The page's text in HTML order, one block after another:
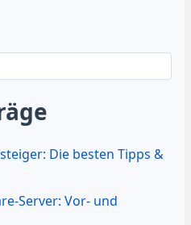
Die besten Tipps &
Server: Vor- und